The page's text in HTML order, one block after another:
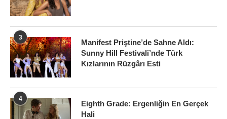
3
Manifest Priştine’de Sahne Aldı:
Sunny Hill Festivali’nde Türk
Kızlarının Rüzgârı Esti
4
Eighth Grade: Ergenliğin En Gerçek
Hali